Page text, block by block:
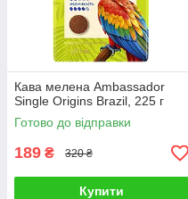
Кава мелена Ambassador
Single Origins Brazil, 225 г
Готово до відправки
189 ₴ 320 ₴
Купити